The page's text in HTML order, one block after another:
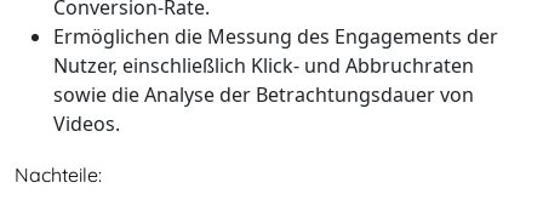
Conversion-Rate.
Ermöglichen die Messung des Engagements der
Nutzer, einschließlich Klick- und Abbruchraten
sowie die Analyse der Betrachtungsdauer von
Videos.
Nachteile: